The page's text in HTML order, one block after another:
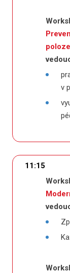
poloze
v
11:15